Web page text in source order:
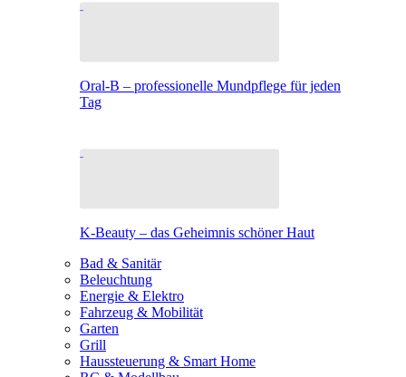
Oral-B – professionelle Mundpflege für jeden
Tag
K-Beauty – das Geheimnis schöner Haut
Bad & Sanitär
Beleuchtung
Energie & Elektro
Fahrzeug & Mobilität
Garten
Grill
Haussteuerung & Smart Home